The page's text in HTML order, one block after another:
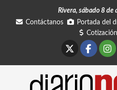
Rivera, sábado 8 de
Contáctanos
Portada del